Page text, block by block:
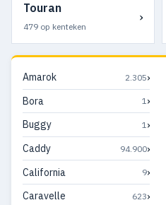
Touran
479 op kenteken
›
Amarok 2.305›
Bora 1›
Buggy 1 ›
Caddy 94.900›
California 9›
Caravelle 623›